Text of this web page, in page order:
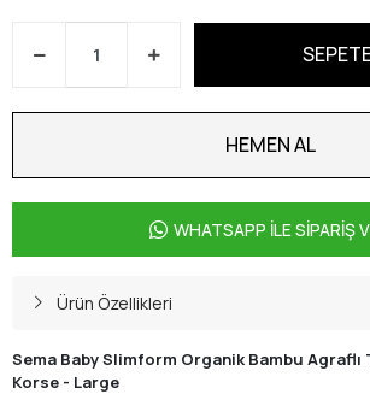
HEMEN AL
WHATSAPP İLE SİPARİŞ
Ürün Özellikleri
Sema Baby Slimform Organik Bambu Agraflı
Korse - Large